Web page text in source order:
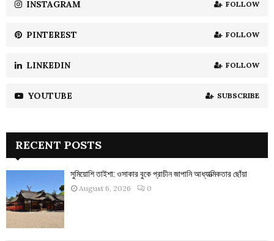
H
INSTAGRAM FOLLOW
PINTEREST FOLLOW
LINKEDIN FOLLOW
YOUTUBE SUBSCRIBE
RECENT POSTS
সুমিয়োশি তাইশা: ওসাকার বুকে প্রাচীন জাপানি আধ্যাত্মিকতার ছোঁয়া
August 6, 2026 0